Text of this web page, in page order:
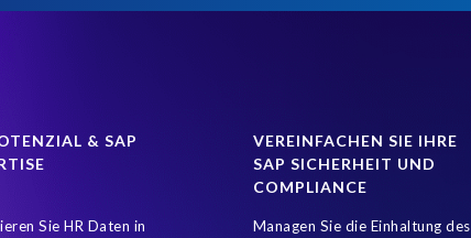
& SAP
Sie HR Daten in
VEREINFACHEN SIE IHRE
SAP SICHERHEIT UND
COMPLIANCE
Managen Sie die Einhaltung des